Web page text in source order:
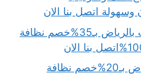
شركة تنظيف وتعقيم مكاتب بالرياض بـ35%خصم نظافة
شركة تنظيف مدارس بالرياض بـ20%خصم نظافة